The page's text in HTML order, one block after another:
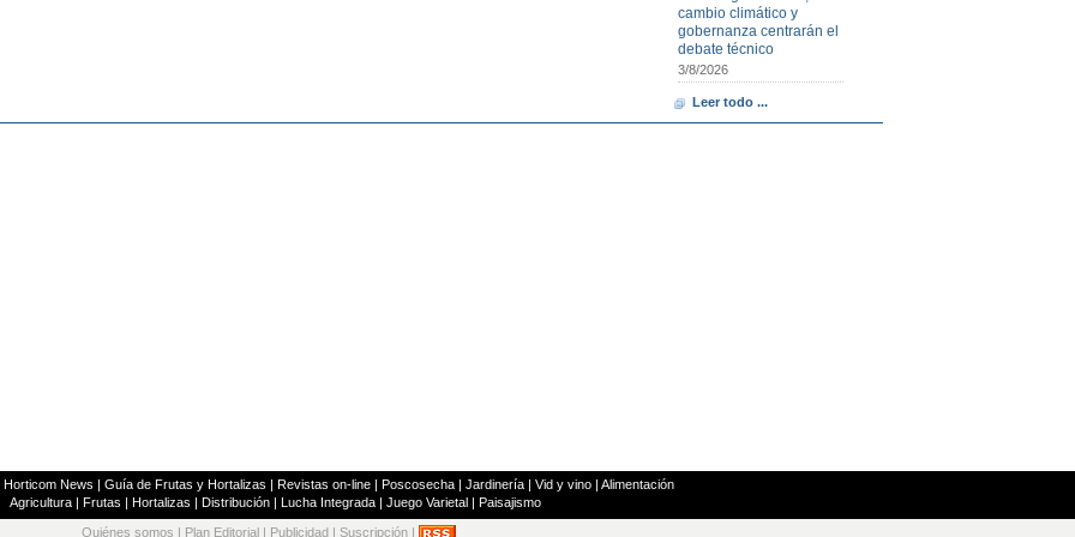
cambio climático y
gobernanza centrarán el
debate técnico
3/8/2026
Leer todo ...
Horticom News | Guía de Frutas y Hortalizas | Revistas on-line| Poscosecha| Jardinería| Vid y vino| Alimentación
Agricultura| Frutas | Hortalizas | Distribución| Lucha Integrada| Juego Varietal| Paisajismo
Quiénes somos Plan Editorial Publicidad Suscripción